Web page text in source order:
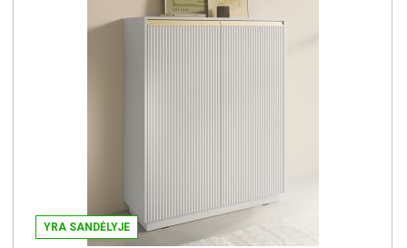
YRA SANDĖLYJE